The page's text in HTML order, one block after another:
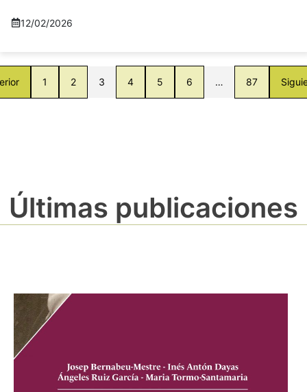
12/02/2026
1 2 3 4 5 6 … 87
Últimas publicaciones